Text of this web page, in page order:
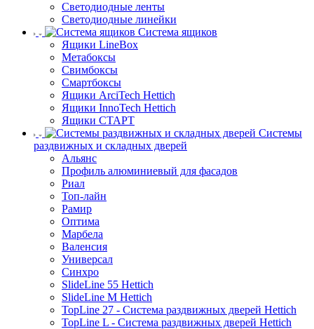
Светодиодные ленты
Светодиодные линейки
Система ящиков
Ящики LineBox
Метабоксы
Свимбоксы
Смартбоксы
Ящики ArciTech Hettich
Ящики InnoTech Hettich
Ящики СТАРТ
Системы
раздвижных и складных дверей
Альянс
Профиль алюминиевый для фасадов
Риал
Топ-лайн
Рамир
Оптима
Марбела
Валенсия
Универсал
Синхро
SlideLine 55 Hettich
SlideLine M Hettich
TopLine 27 - Система раздвижных дверей Hettich
TopLine L - Система раздвижных дверей Hettich